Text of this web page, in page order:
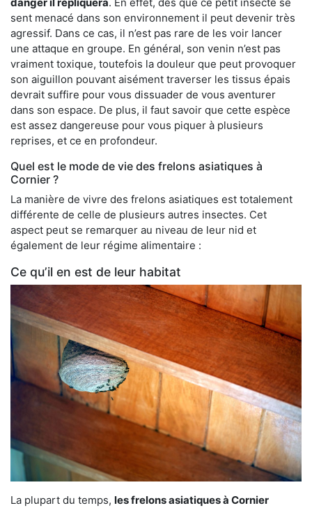
sent menacé dans son environnement il peut devenir très
agressif. Dans ce cas, il n’est pas rare de les voir lancer
une attaque en groupe. En général, son venin n’est pas
vraiment toxique, toutefois la douleur que peut provoquer
son aiguillon pouvant aisément traverser les tissus épais
devrait suffire pour vous dissuader de vous aventurer
dans son espace. De plus, il faut savoir que cette espèce
est assez dangereuse pour vous piquer à plusieurs
reprises, et ce en profondeur.
Quel est le mode de vie des frelons asiatiques à
Cornier ?
La manière de vivre des frelons asiatiques est totalement
différente de celle de plusieurs autres insectes. Cet
aspect peut se remarquer au niveau de leur nid et
également de leur régime alimentaire :
Ce qu’il en est de leur habitat
La plupart du temps, les frelons asiatiques à Cornier